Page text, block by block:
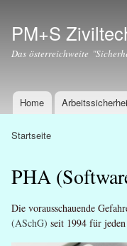
PM+S
Das österreichweite
Hauptmenü
Home
Startseite
PHA
Die vorausschauende
(ASchG) seit 1994 für